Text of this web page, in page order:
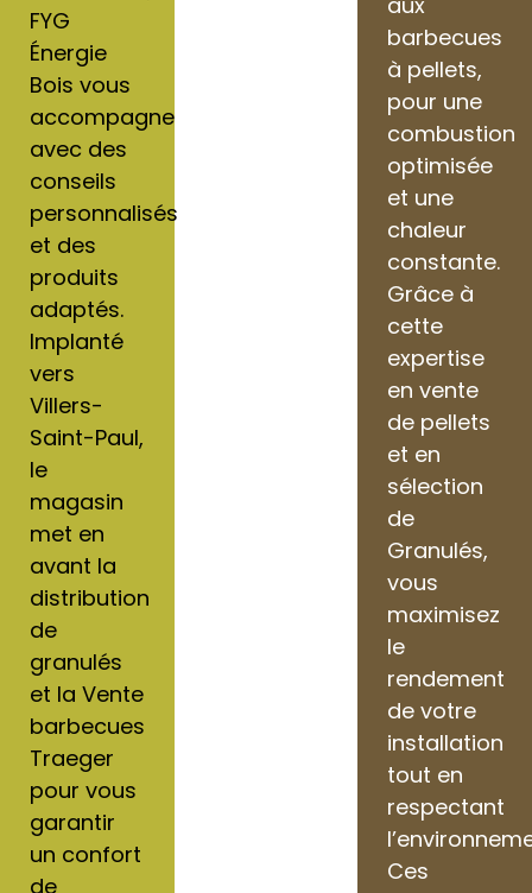
FYG
Énergie
Bois vous
accompagne
avec des
conseils
personnalisés
et des
produits
adaptés.
Implanté
vers
Villers-
Saint-Paul,
le
magasin
met en
avant la
distribution
de
granulés
et la Vente
barbecues
Traeger
pour vous
garantir
un confort
de
barbecues
à pellets,
pour une
combustion
optimisée
et une
chaleur
constante.
Grâce à
cette
expertise
en vente
de pellets
et en
sélection
de
Granulés,
vous
maximisez
le
rendement
de votre
installation
tout en
respectant
Ces